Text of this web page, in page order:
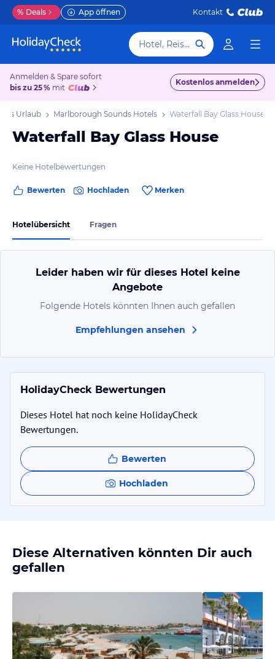
% Deals App öffnen Kontakt
Hotel, Reiseziel
Anmelden & Spare sofort
bis zu 25 % mit
Kostenlos anmelden
Urlaub Marlborough Sounds Hotels Waterfall Bay Glass House
Waterfall Bay Glass House
Keine Hotelbewertungen
Bewerten Hochladen Merken
Hotelübersicht Fragen
Leider haben wir für dieses Hotel keine
Angebote
Folgende Hotels könnten Ihnen auch gefallen
Empfehlungen ansehen
HolidayCheck Bewertungen
Dieses Hotel hat noch keine HolidayCheck
Bewertungen.
Bewerten
Hochladen
Diese Alternativen könnten Dir auch
gefallen